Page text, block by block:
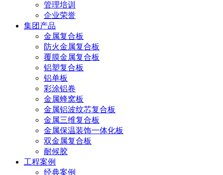
管理培训
企业荣誉
集团产品
金属复合板
防火金属复合板
覆膜金属复合板
铝塑复合板
铝单板
彩涂铝卷
金属蜂窝板
金属铝波纹芯复合板
金属三维复合板
金属保温装饰一体化板
双金属复合板
耐候胶
工程案例
经典案例